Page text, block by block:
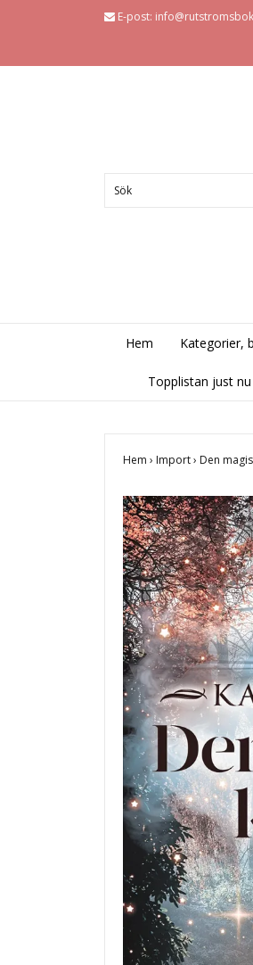
E-post:
Hem Kategorier,
Topplistan just nu
Hem › Import› Den